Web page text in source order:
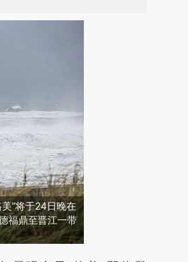
”将于24日晚在
福鼎至晋江一带